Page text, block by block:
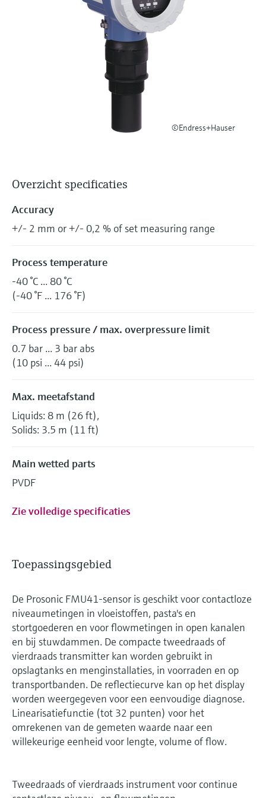
Find product-specific information and
Find spare parts by product root, order code,
Level measurement with pressure
Memosens technology
besluitvormingsniveau
©Endress+Hauser
Overzicht specificaties
Accuracy
+/- 2 mm or +/- 0,2 % of set measuring range
Process temperature
-40 °C ... 80 °C
(-40 °F ... 176 °F)
Process pressure / max. overpressure limit
0.7 bar ... 3 bar abs
(10 psi ... 44 psi)
Max. meetafstand
Liquids: 8 m (26 ft),
Solids: 3.5 m (11 ft)
Main wetted parts
PVDF
Zie volledige specificaties
Toepassingsgebied
De Prosonic FMU41-sensor is geschikt voor contactloze
niveaumetingen in vloeistoffen, pasta's en
stortgoederen en voor flowmetingen in open kanalen
en bij stuwdammen. De compacte tweedraads of
vierdraads transmitter kan worden gebruikt in
opslagtanks en menginstallaties, in voorraden en op
transportbanden. De reflectiecurve kan op het display
worden weergegeven voor een eenvoudige diagnose.
Linearisatiefunctie (tot 32 punten) voor het
omrekenen van de gemeten waarde naar een
willekeurige eenheid voor lengte, volume of flow.
Tweedraads of vierdraads instrument voor continue